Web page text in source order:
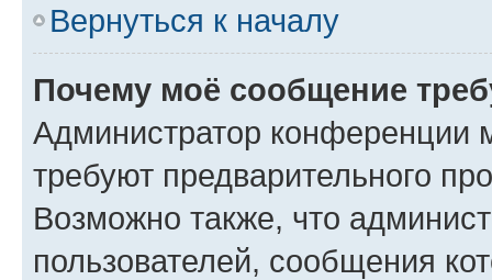
Вернуться к началу
Почему моё сообщение
Администратор конференции
требуют предварительного
Возможно также, что
пользователей, сообщения